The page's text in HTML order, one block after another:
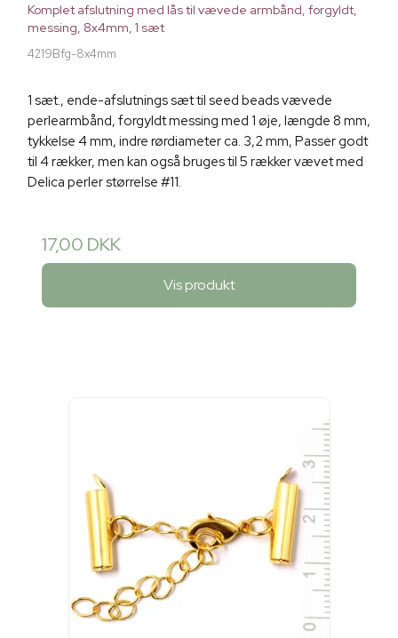
Komplet afslutning med lås til vævede armbånd, forgyldt,
messing, 8x4mm, 1 sæt
4219Bfg-8x4mm
1 sæt., ende-afslutnings sæt til seed beads vævede
perlearmbånd, forgyldt messing med 1 øje, længde 8 mm,
tykkelse 4 mm, indre rørdiameter ca. 3,2 mm, Passer godt
til 4 rækker, men kan også bruges til 5 rækker vævet med
Delica perler størrelse #11.
17,00 DKK
Vis produkt